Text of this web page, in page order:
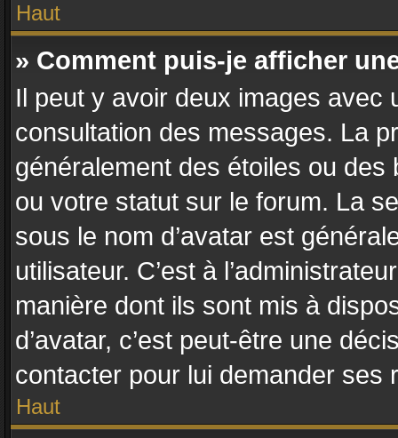
Haut
» Comment puis-je afficher
Il peut y avoir deux images avec
consultation des messages. La
généralement des étoiles ou
ou votre statut sur le forum. La
sous le nom d’avatar est
utilisateur. C’est à
manière dont ils sont mis à
d’avatar, c’est peut-être une
contacter pour lui demander ses
Haut